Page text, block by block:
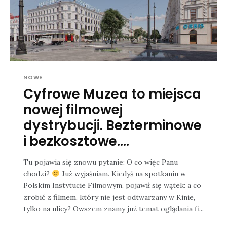
NOWE
Cyfrowe Muzea to miejsca
nowej filmowej
dystrybucji. Bezterminowe
i bezkosztowe....
Tu pojawia się znowu pytanie: O co więc Panu
chodzi?
Polskim Instytucie Filmowym, pojawił się wątek: a co
zrobić z filmem, który nie jest odtwarzany w Kinie,
tylko na ulicy? Owszem znamy już temat oglądania fi...